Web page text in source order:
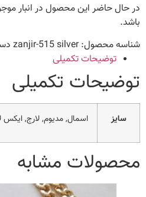
در حال حاضر این محصول در انبار
باشد.
شناسه محصول:zanjir-515 silver
توضیحات تکمیلی
توضیحات تکمیلی
سایز اسمال, مدیوم, لارج, ایکس
محصولات مشابه